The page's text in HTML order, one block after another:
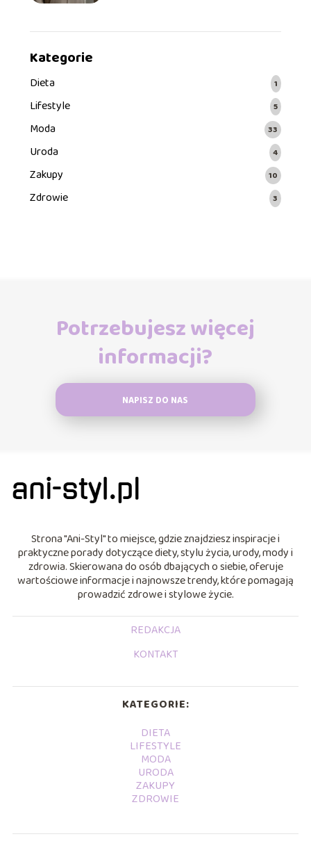
Kategorie
Dieta 1
Lifestyle 5
Moda 33
Uroda 4
Zakupy 10
Zdrowie 3
Potrzebujesz więcej
informacji?
NAPISZ DO NAS
Strona "Ani-Styl" to miejsce, gdzie znajdziesz inspiracje i
praktyczne porady dotyczące diety, stylu życia, urody, mody i
zdrowia. Skierowana do osób dbających o siebie, oferuje
wartościowe informacje i najnowsze trendy, które pomagają
prowadzić zdrowe i stylowe życie.
REDAKCJA
KONTAKT
KATEGORIE:
DIETA
LIFESTYLE
MODA
URODA
ZAKUPY
ZDROWIE